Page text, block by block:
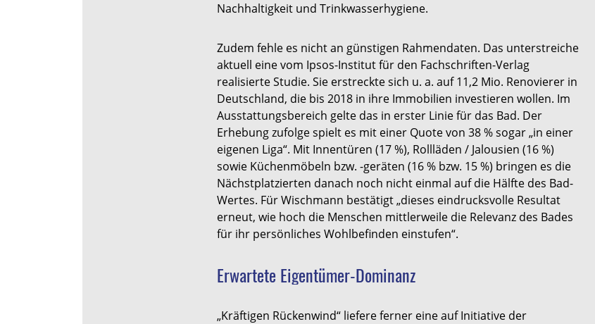
Nachhaltigkeit und Trinkwasserhygiene.
Zudem fehle es nicht an günstigen Rahmendaten. Das unterstreiche
aktuell eine vom Ipsos-Institut für den Fachschriften-Verlag
realisierte Studie. Sie erstreckte sich u. a. auf 11,2 Mio. Renovierer in
Deutschland, die bis 2018 in ihre Immobilien investieren wollen. Im
Ausstattungsbereich gelte das in erster Linie für das Bad. Der
Erhebung zufolge spielt es mit einer Quote von 38 % sogar „in einer
eigenen Liga“. Mit Innentüren (17 %), Rollläden / Jalousien (16 %)
sowie Küchenmöbeln bzw. -geräten (16 % bzw. 15 %) bringen es die
Nächstplatzierten danach noch nicht einmal auf die Hälfte des Bad-
Wertes. Für Wischmann bestätigt „dieses eindrucksvolle Resultat
erneut, wie hoch die Menschen mittlerweile die Relevanz des Bades
für ihr persönliches Wohlbefinden einstufen“.
Erwartete Eigentümer-Dominanz
„Kräftigen Rückenwind“ liefere ferner eine auf Initiative der